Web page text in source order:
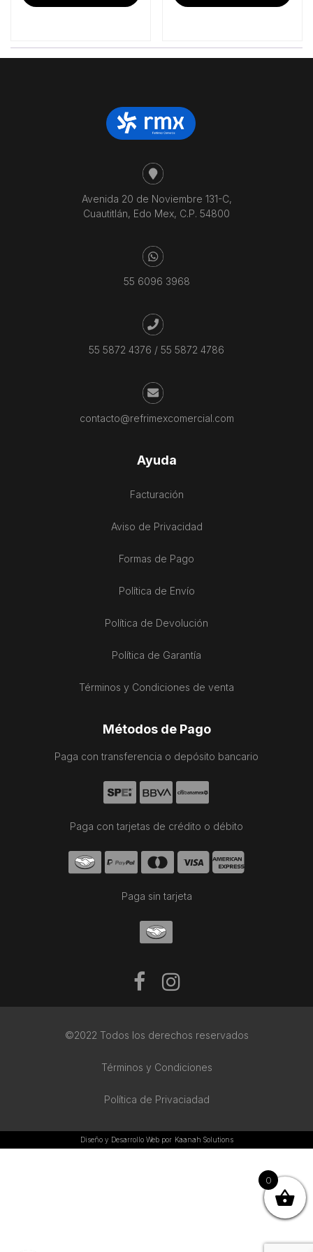
$37,607.76. $36,197.41.
$46,418.97.
Avenida 20 de Noviembre 131-C,
Cuautitlán, Edo Mex, C.P. 54800
55 6096 3968
55 5872 4376 / 55 5872 4786
contacto@refrimexcomercial.com
Ayuda
Facturación
Aviso de Privacidad
Formas de Pago
Política de Envío
Política de Devolución
Política de Garantía
Términos y Condiciones de venta
Métodos de Pago
Paga con transferencia o depósito bancario
Paga con tarjetas de crédito o débito
Paga sin tarjeta
©2022 Todos los derechos reservados
Términos y Condiciones
Política de Privaciadad
Diseño y Desarrollo Web por Kaanah Solutions
0